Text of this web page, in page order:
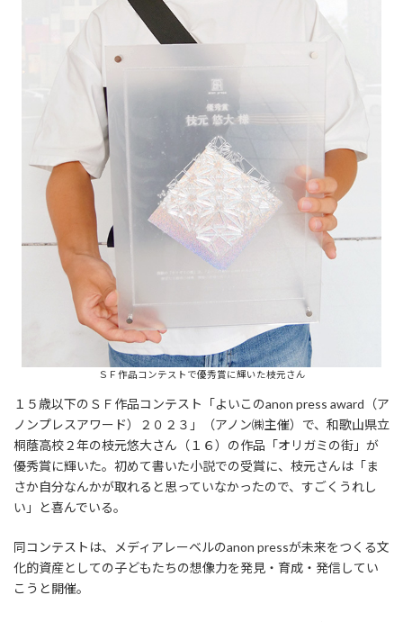
ＳＦ作品コンテストで優秀賞に輝いた枝元さん
１５歳以下のＳＦ作品コンテスト「よいこのanon press award（ア
ノンプレスアワード）２０２３」（アノン㈱主催）で、和歌山県立
桐蔭高校２年の枝元悠大さん（１６）の作品「オリガミの街」が
優秀賞に輝いた。初めて書いた小説での受賞に、枝元さんは「ま
さか自分なんかが取れると思っていなかったので、すごくうれし
い」と喜んでいる。
同コンテストは、メディアレーベルのanon pressが未来をつくる文
化的資産としての子どもたちの想像力を発見・育成・発信してい
こうと開催。